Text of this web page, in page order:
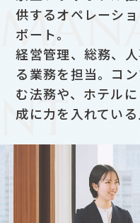
NT
供するオペレーシ
ポート。
経営管理、総務、
る業務を担当。 コ
む法務や、 ホテル
成に力を入れている